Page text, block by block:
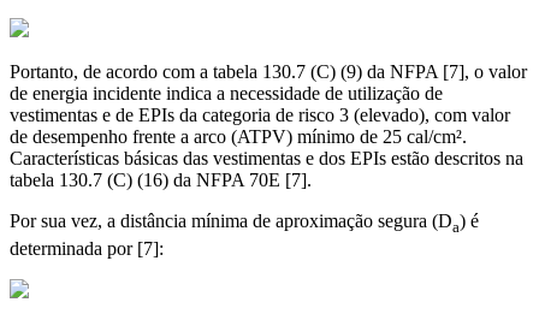
Portanto, de acordo com a tabela 130.7 (C) (9) da NFPA [7], o valor
de energia incidente indica a necessidade de utilização de
vestimentas e de EPIs da categoria de risco 3 (elevado), com valor
de desempenho frente a arco (ATPV) mínimo de 25 cal/cm².
Características básicas das vestimentas e dos EPIs estão descritos na
tabela 130.7 (C) (16) da NFPA 70E [7].
Por sua vez, a distância mínima de aproximação segura (Da) é
determinada por [7]: